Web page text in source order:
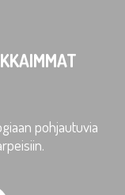
pohjautuvia